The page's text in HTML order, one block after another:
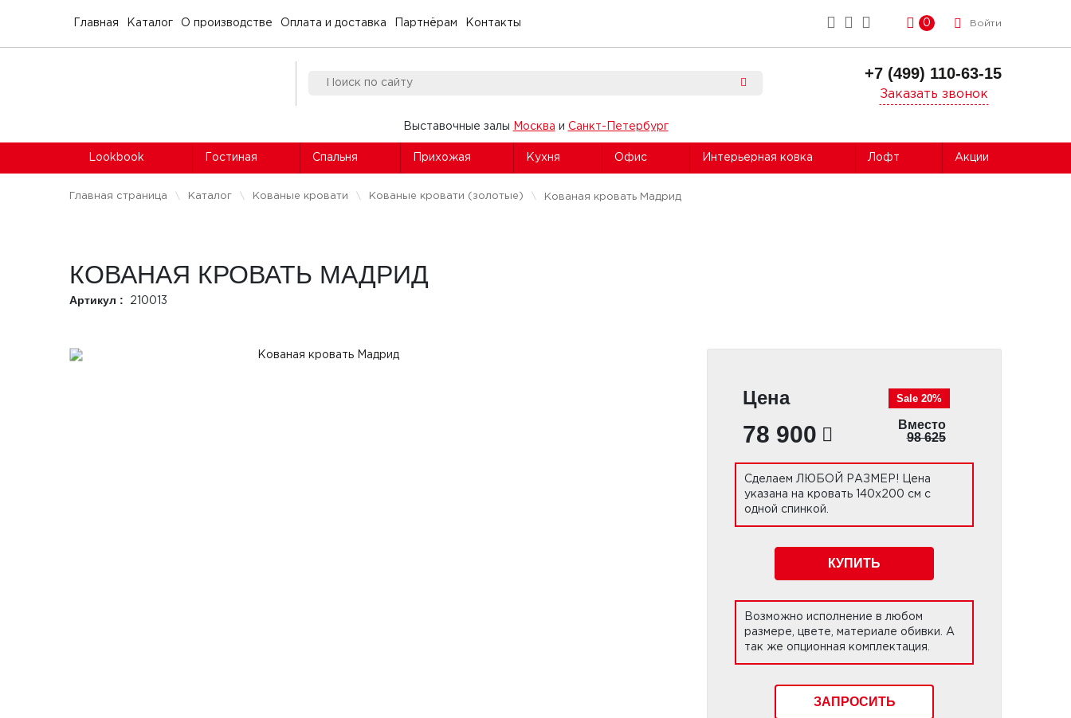
Главная Каталог О производстве Оплата и доставка Партнёрам Контакты 0 Войти
+7 (499) 110-63-15
Заказать звонок
Выставочные залы Москва и Санкт-Петербург
Lookbook Гостиная Спальня Прихожая Кухня Офис Интерьерная ковка Лофт Акции
Главная страница Каталог Кованые кровати Кованые кровати (золотые) Кованая кровать Мадрид
КОВАНАЯ КРОВАТЬ МАДРИД
Артикул : 210013
Цена
78 900
Sale 20%
Вместо
98 625
Сделаем ЛЮБОЙ РАЗМЕР! Цена
указана на кровать 140х200 см с
одной спинкой.
КУПИТЬ
Возможно исполнение в любом
размере, цвете, материале обивки. А
так же опционная комплектация.
ЗАПРОСИТЬ